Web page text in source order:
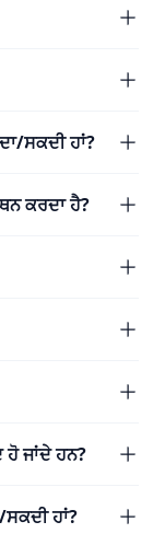
ਸਕਦੀ ਹਾਂ?
ਕਰਦਾ ਹੈ?
ਹੋ ਜਾਂਦੇ ਹਨ?
ਹਾਂ?